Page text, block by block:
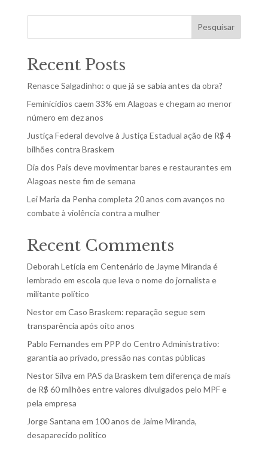
Pesquisar
Recent Posts
Renasce Salgadinho: o que já se sabia antes da obra?
Feminicídios caem 33% em Alagoas e chegam ao menor
número em dez anos
Justiça Federal devolve à Justiça Estadual ação de R$ 4
bilhões contra Braskem
Dia dos Pais deve movimentar bares e restaurantes em
Alagoas neste fim de semana
Lei Maria da Penha completa 20 anos com avanços no
combate à violência contra a mulher
Recent Comments
Deborah Letícia em Centenário de Jayme Miranda é
lembrado em escola que leva o nome do jornalista e
militante político
Nestorem Caso Braskem: reparação segue sem
transparência após oito anos
Pablo Fernandes em PPP do Centro Administrativo:
garantia ao privado, pressão nas contas públicas
Nestor Silva em PAS da Braskem tem diferença de mais
de R$ 60 milhões entre valores divulgados pelo MPF e
pela empresa
Jorge Santana em 100 anos de Jaime Miranda,
desaparecido político